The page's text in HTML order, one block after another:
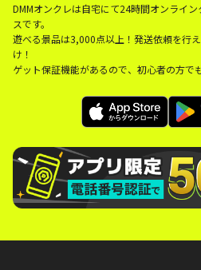
DMMオンクレは自宅にて24時間オンライ
スです。
遊べる景品は3,000点以上！発送依頼を行
け！
ゲット保証機能があるので、初心者の方で